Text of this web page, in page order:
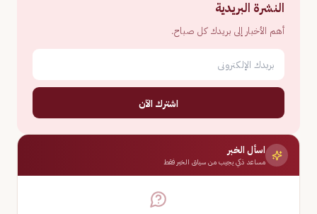
النشرة البريدية
أهم الأخبار إلى بريدك كل صباح.
اشترك الآن
اسأل الخبر
مساعد ذكي يجيب من سياق الخبر فقط